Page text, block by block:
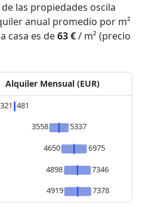
las propiedades oscila
anual promedio por m²
casa es de63 €/ m² (precio
Alquiler Mensual (EUR)
321 481
3558
5337
4650
6975
4898
7346
4919
7378